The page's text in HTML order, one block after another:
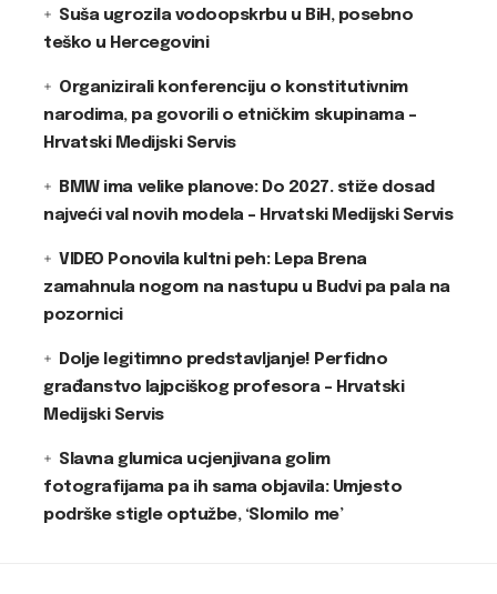
Suša ugrozila vodoopskrbu u BiH, posebno
teško u Hercegovini
Organizirali konferenciju o konstitutivnim
narodima, pa govorili o etničkim skupinama –
Hrvatski Medijski Servis
BMW ima velike planove: Do 2027. stiže dosad
najveći val novih modela – Hrvatski Medijski Servis
VIDEO Ponovila kultni peh: Lepa Brena
zamahnula nogom na nastupu u Budvi pa pala na
pozornici
Dolje legitimno predstavljanje! Perfidno
građanstvo lajpciškog profesora – Hrvatski
Medijski Servis
Slavna glumica ucjenjivana golim
fotografijama pa ih sama objavila: Umjesto
podrške stigle optužbe, ‘Slomilo me’